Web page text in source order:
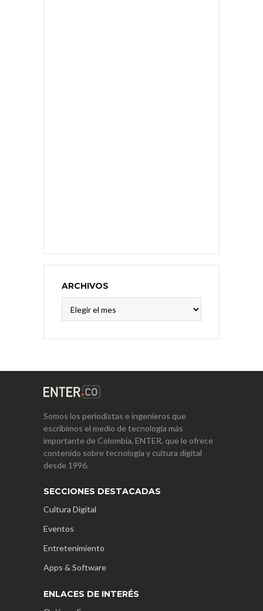
ARCHIVOS
Somos los periodistas e ingenieros que
escribimos el medio de tecnología más
importante de Colombia, ENTER, que le ofrece
contenido sobre tecnología y cultura digital
desde 1996.
SECCIONES DESTACADAS
Cultura Digital
Eventos
Entretenimiento
Apps & Software
ENLACES DE INTERÉS